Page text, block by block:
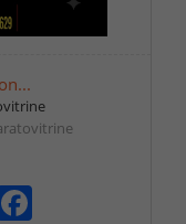
Facebook